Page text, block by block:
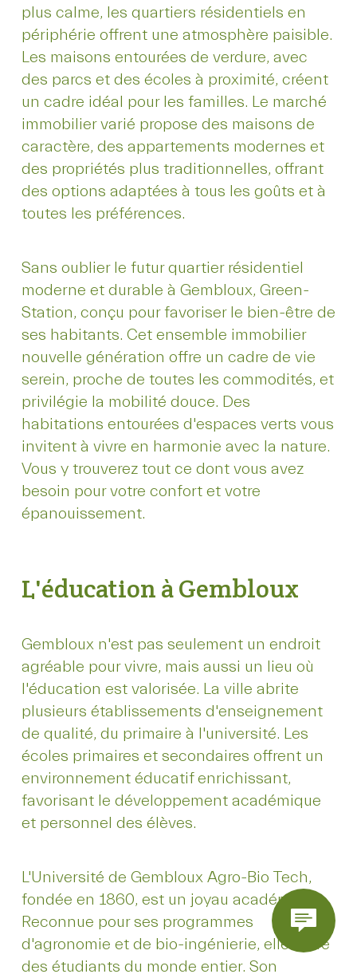
plus calme, les quartiers résidentiels en
périphérie offrent une atmosphère paisible.
Les maisons entourées de verdure, avec
des parcs et des écoles à proximité, créent
un cadre idéal pour les familles. Le marché
immobilier varié propose des maisons de
caractère, des appartements modernes et
des propriétés plus traditionnelles, offrant
des options adaptées à tous les goûts et à
toutes les préférences.
Sans oublier le futur quartier résidentiel
moderne et durable à Gembloux, Green-
Station, conçu pour favoriser le bien-être de
ses habitants. Cet ensemble immobilier
nouvelle génération offre un cadre de vie
serein, proche de toutes les commodités, et
privilégie la mobilité douce. Des
habitations entourées d'espaces verts vous
invitent à vivre en harmonie avec la nature.
Vous y trouverez tout ce dont vous avez
besoin pour votre confort et votre
épanouissement.
L'éducation à Gembloux
Gembloux n'est pas seulement un endroit
agréable pour vivre, mais aussi un lieu où
l'éducation est valorisée. La ville abrite
plusieurs établissements d'enseignement
de qualité, du primaire à l'université. Les
écoles primaires et secondaires offrent un
environnement éducatif enrichissant,
favorisant le développement académique
et personnel des élèves.
L'Université de Gembloux Agro-Bio Tech,
fondée en 1860, est un joyau académique.
Reconnue pour ses programmes
d'agronomie et de bio-ingénierie, elle attire
des étudiants du monde entier. Son